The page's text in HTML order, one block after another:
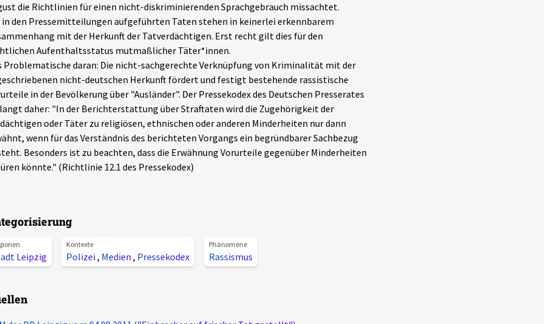
die Richtlinien für einen nicht-diskriminierenden Sprachgebrauch missachtet.
in den Pressemitteilungen aufgeführten Taten stehen in keinerlei erkennbarem
mit der Herkunft der Tatverdächtigen. Erst recht gilt dies für den
Aufenthaltsstatus mutmaßlicher Täter*innen.
Problematische daran: Die nicht-sachgerechte Verknüpfung von Kriminalität mit der
nicht-deutschen Herkunft fördert und festigt bestehende rassistische
in der Bevölkerung über "Ausländer". Der Pressekodex des Deutschen Presserates
daher: "In der Berichterstattung über Straftaten wird die Zugehörigkeit der
oder Täter zu religiösen, ethnischen oder anderen Minderheiten nur dann
wenn für das Verständnis des berichteten Vorgangs ein begründbarer Sachbezug
Besonders ist zu beachten, dass die Erwähnung Vorurteile gegenüber Minderheiten
könnte." (Richtlinie 12.1 des Pressekodex)
Leipzig
Kontexte
Polizei, Medien , Pressekodex
Phänomene
Rassismus